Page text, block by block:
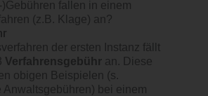
fallen in einem
(z.B. Klage) an?
der ersten Instanz fällt
Verfahrensgebühr an. Diese
obigen Beispielen (s.
bei einem